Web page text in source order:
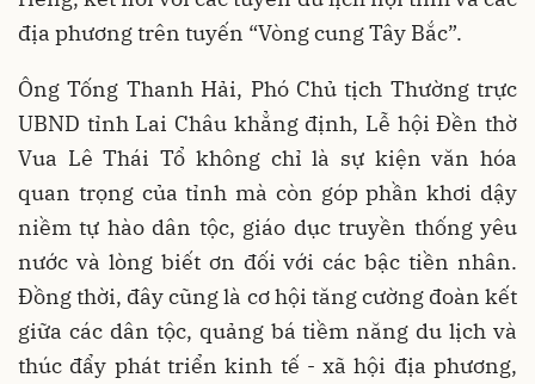
địa phương trên tuyến “Vòng cung Tây Bắc”.
Ông Tống Thanh Hải, Phó Chủ tịch Thường trực
UBND tỉnh Lai Châu khẳng định, Lễ hội Đền thờ
Vua Lê Thái Tổ không chỉ là sự kiện văn hóa
quan trọng của tỉnh mà còn góp phần khơi dậy
niềm tự hào dân tộc, giáo dục truyền thống yêu
nước và lòng biết ơn đối với các bậc tiền nhân.
Đồng thời, đây cũng là cơ hội tăng cường đoàn kết
giữa các dân tộc, quảng bá tiềm năng du lịch và
thúc đẩy phát triển kinh tế - xã hội địa phương,